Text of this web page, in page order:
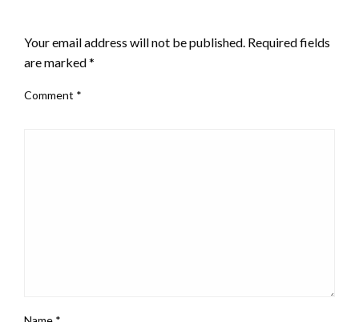
Your email address will not be published. Required fields
are marked*
Comment *